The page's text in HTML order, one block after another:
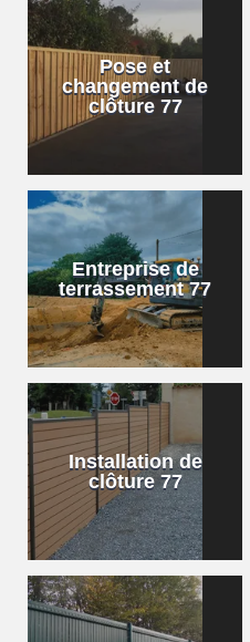
Pose et
changement de
clôture 77
Entreprise de
terrassement 77
Installation de
clôture 77